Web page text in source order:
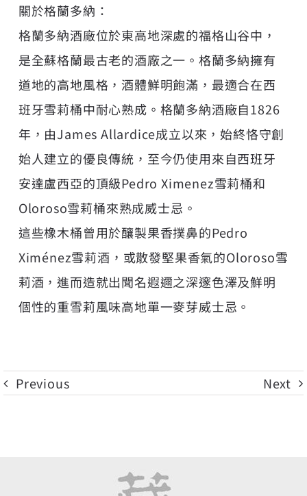
關於格蘭多納：
格蘭多納酒廠位於東高地深處的福格山谷中，
是全蘇格蘭最古老的酒廠之一。格蘭多納擁有
道地的高地風格，酒體鮮明飽滿，最適合在西
班牙雪莉桶中耐心熟成。格蘭多納酒廠自1826
年，由James Allardice成立以來，始終恪守創
始人建立的優良傳統，至今仍使用來自西班牙
安達盧西亞的頂級Pedro Ximenez雪莉桶和
Oloroso雪莉桶來熟成威士忌。
這些橡木桶曾用於釀製果香撲鼻的Pedro
Ximénez雪莉酒，或散發堅果香氣的Oloroso雪
莉酒，進而造就出聞名遐邇之深邃色澤及鮮明
個性的重雪莉風味高地單一麥芽威士忌。
Previous Next